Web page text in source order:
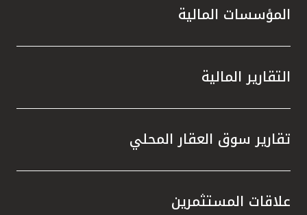
المؤسسات المالية
التقارير المالية
تقارير سوق العقار المحلي
علاقات المستثمرين